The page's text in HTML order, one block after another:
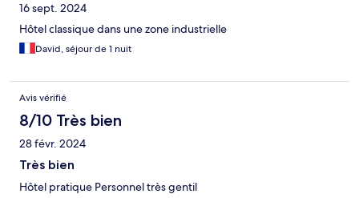
16 sept. 2024
Hôtel classique dans une zone industrielle
David, séjour de 1 nuit
Avis vérifié
8/10 Très bien
28 févr. 2024
Très bien
Hôtel pratique Personnel très gentil